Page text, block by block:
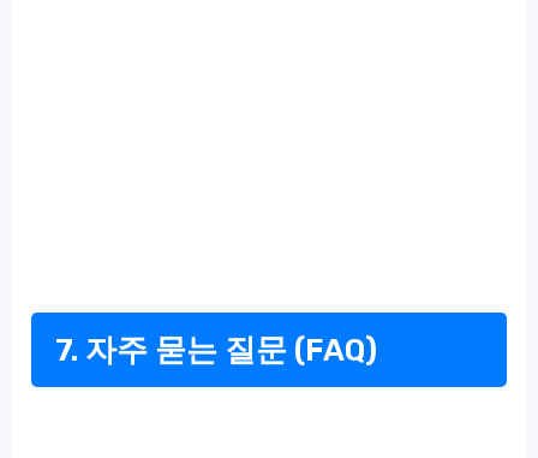
7. 자주 묻는 질문 (FAQ)